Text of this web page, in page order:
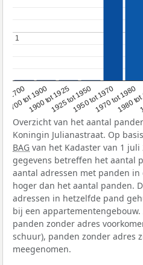
1700
1700 tot 1900
1900 tot 19251925 tot 19501950 tot 19701970 tot 1980
1980
1
1
Overzicht van het aantal
Koningin Julianastraat. Op
BAG van het Kadaster van 1 juli
gegevens betreffen het aantal
aantal adressen met panden
hoger dan het aantal panden.
adressen in hetzelfde pand
bij een
panden zonder adres
schuur), panden zonder adres
meegenomen.